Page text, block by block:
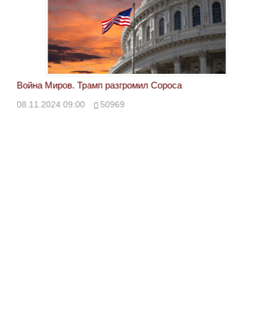
Война Миров. Трамп разгромил Сороса
08.11.2024 09:00 50969